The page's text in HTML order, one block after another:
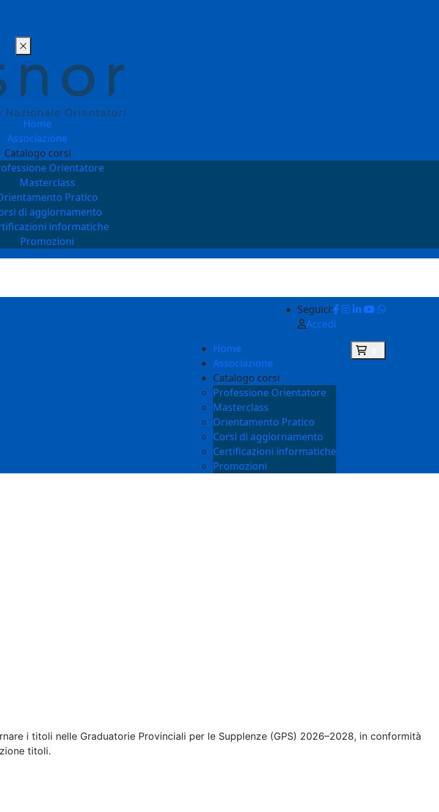
Home
Associazione
Catalogo corsi
Orientatore
Masterclass
Pratico
di aggiornamento
informatiche
Promozioni
Seguici:
Accedi
Home
Associazione
Catalogo corsi
Professione Orientatore
Masterclass
Orientamento Pratico
Corsi di aggiornamento
Certificazioni informatiche
Promozioni
i titoli nelle Graduatorie Provinciali per le Supplenze (GPS) 2026–2028, in conformità
titoli.